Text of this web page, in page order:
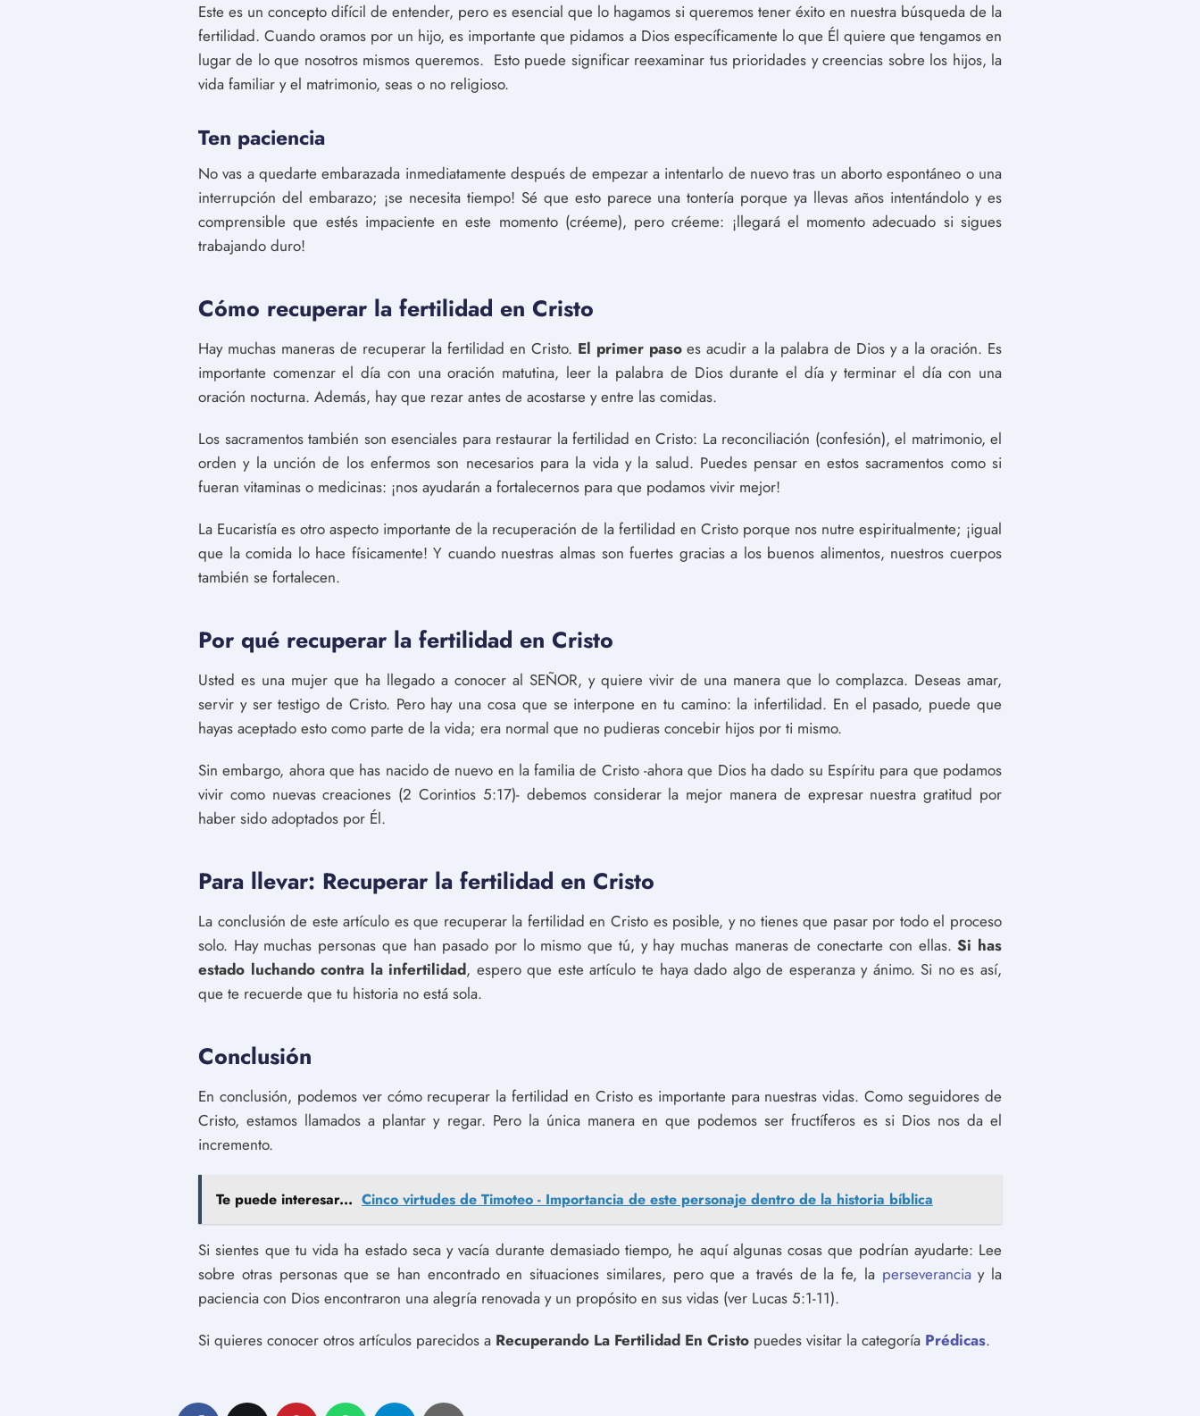
Este es un concepto difícil de entender, pero es esencial que lo hagamos si queremos tener éxito en nuestra búsqueda de la
fertilidad. Cuando oramos por un hijo, es importante que pidamos a Dios específicamente lo que Él quiere que tengamos en
lugar de lo que nosotros mismos queremos. Esto puede significar reexaminar tus prioridades y creencias sobre los hijos, la
vida familiar y el matrimonio, seas o no religioso.
Ten paciencia
No vas a quedarte embarazada inmediatamente después de empezar a intentarlo de nuevo tras un aborto espontáneo o una
interrupción del embarazo; ¡se necesita tiempo! Sé que esto parece una tontería porque ya llevas años intentándolo y es
comprensible que estés impaciente en este momento (créeme), pero créeme: ¡llegará el momento adecuado si sigues
trabajando duro!
Cómo recuperar la fertilidad en Cristo
Hay muchas maneras de recuperar la fertilidad en Cristo. El primer pasoes acudir a la palabra de Dios y a la oración. Es
importante comenzar el día con una oración matutina, leer la palabra de Dios durante el día y terminar el día con una
oración nocturna. Además, hay que rezar antes de acostarse y entre las comidas.
Los sacramentos también son esenciales para restaurar la fertilidad en Cristo: La reconciliación (confesión), el matrimonio, el
orden y la unción de los enfermos son necesarios para la vida y la salud. Puedes pensar en estos sacramentos como si
fueran vitaminas o medicinas: ¡nos ayudarán a fortalecernos para que podamos vivir mejor!
La Eucaristía es otro aspecto importante de la recuperación de la fertilidad en Cristo porque nos nutre espiritualmente; ¡igual
que la comida lo hace físicamente! Y cuando nuestras almas son fuertes gracias a los buenos alimentos, nuestros cuerpos
también se fortalecen.
Por qué recuperar la fertilidad en Cristo
Usted es una mujer que ha llegado a conocer al SEÑOR, y quiere vivir de una manera que lo complazca. Deseas amar,
servir y ser testigo de Cristo. Pero hay una cosa que se interpone en tu camino: la infertilidad. En el pasado, puede que
hayas aceptado esto como parte de la vida; era normal que no pudieras concebir hijos por ti mismo.
Sin embargo, ahora que has nacido de nuevo en la familia de Cristo -ahora que Dios ha dado su Espíritu para que podamos
vivir como nuevas creaciones (2 Corintios 5:17)- debemos considerar la mejor manera de expresar nuestra gratitud por
haber sido adoptados por Él.
Para llevar: Recuperar la fertilidad en Cristo
La conclusión de este artículo es que recuperar la fertilidad en Cristo es posible, y no tienes que pasar por todo el proceso
solo. Hay muchas personas que han pasado por lo mismo que tú, y hay muchas maneras de conectarte con ellas.Si has
estado luchando contra la infertilidad, espero que este artículo te haya dado algo de esperanza y ánimo. Si no es así,
que te recuerde que tu historia no está sola.
Conclusión
En conclusión, podemos ver cómo recuperar la fertilidad en Cristo es importante para nuestras vidas. Como seguidores de
Cristo, estamos llamados a plantar y regar. Pero la única manera en que podemos ser fructíferos es si Dios nos da el
incremento.
Te puede interesar... Cinco virtudes de Timoteo - Importancia de este personaje dentro de la historia bíblica
Si sientes que tu vida ha estado seca y vacía durante demasiado tiempo, he aquí algunas cosas que podrían ayudarte: Lee
sobre otras personas que se han encontrado en situaciones similares, pero que a través de la fe, la perseveranciay la
paciencia con Dios encontraron una alegría renovada y un propósito en sus vidas (ver Lucas 5:1-11).
Si quieres conocer otros artículos parecidos a Recuperando La Fertilidad En Cristo puedes visitar la categoría Prédicas.